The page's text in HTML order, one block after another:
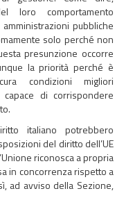
loro comportamento
pubbliche
solo perché non
presunzione occorre
la priorità perché è
condizioni migliori
di corrispondere
italiano potrebbero
del diritto dell’UE
riconosca a propria
in concorrenza rispetto a
ad avviso della Sezione,